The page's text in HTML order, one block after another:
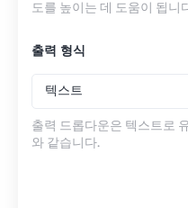
도를 높이는 데 도움이 됩니
출력 형식
텍스트
출력 드롭다운은 텍스트로
와 같습니다.